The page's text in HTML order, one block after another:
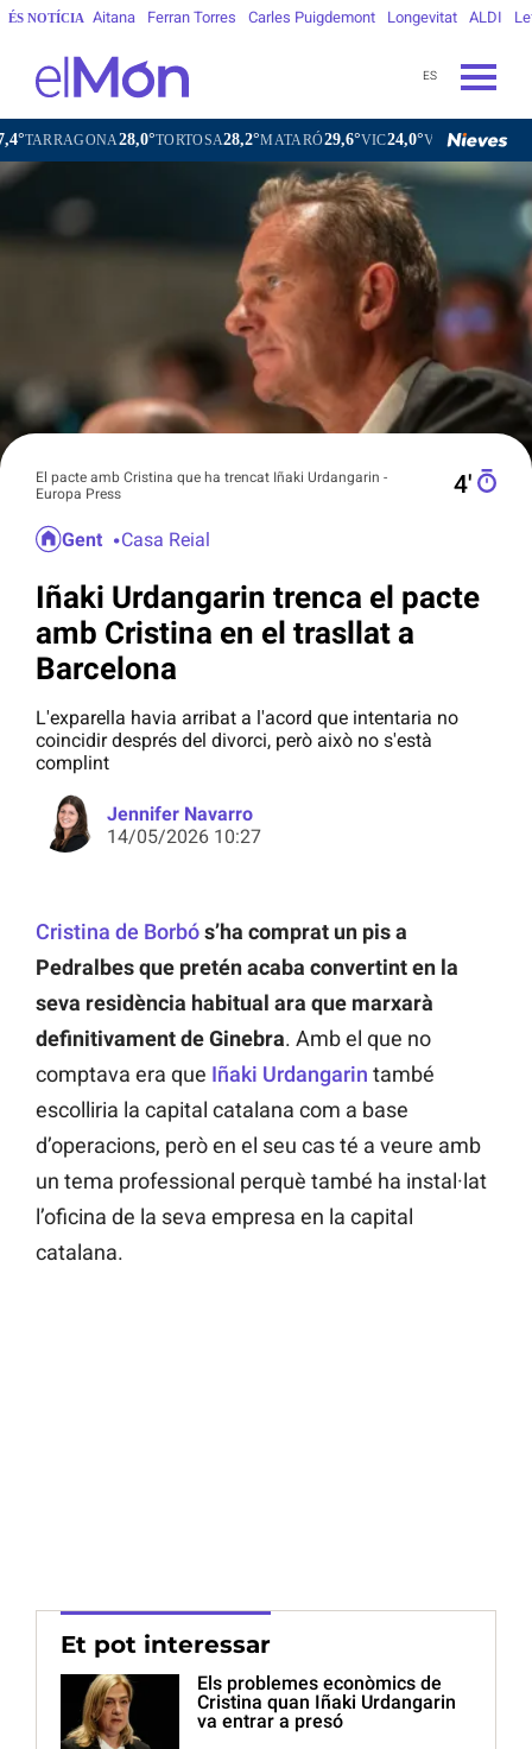
ÉS NOTÍCIA Aitana Ferran Torres Carles Puigdemont Longevitat ALDI
ES
28,0°TORTOSA28,2°MATARÓ29,6°VIC24,0°VILAFRANCA DEL PENEDÈS
El pacte amb Cristina que ha trencat Iñaki Urdangarin -
Europa Press
4′
Gent Casa Reial
Iñaki Urdangarin trenca el pacte
amb Cristina en el trasllat a
Barcelona
L'exparella havia arribat a l'acord que intentaria no
coincidir després del divorci, però això no s'està
complint
Jennifer Navarro
14/05/2026 10:27
Cristina de Borbós’ha comprat un pis a
Pedralbes que pretén acaba convertint en la
seva residència habitual ara que marxarà
definitivament de Ginebra. Amb el que no
comptava era que Iñaki Urdangarin també
escolliria la capital catalana com a base
d’operacions, però en el seu cas té a veure amb
un tema professional perquè també ha instal·lat
l’oficina de la seva empresa en la capital
catalana.
Et pot interessar
Els problemes econòmics de
Cristina quan Iñaki Urdangarin
va entrar a presó